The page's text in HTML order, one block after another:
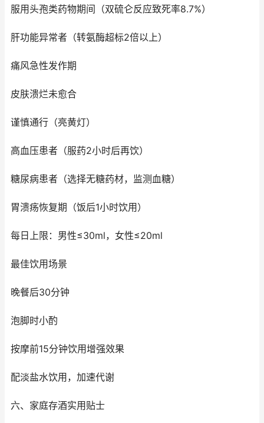
服用头孢类药物期间（双硫仑反应致死率8.7%）
肝功能异常者（转氨酶超标2倍以上）
痛风急性发作期
皮肤溃烂未愈合
谨慎通行（亮黄灯）
高血压患者（服药2小时后再饮）
糖尿病患者（选择无糖药材，监测血糖）
胃溃疡恢复期（饭后1小时饮用）
每日上限：男性≤30ml，女性≤20ml
最佳饮用场景
晚餐后30分钟
泡脚时小酌
按摩前15分钟饮用增强效果
配淡盐水饮用，加速代谢
六、家庭存酒实用贴士